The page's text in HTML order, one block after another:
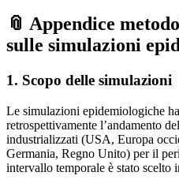
📎 Appendice
sulle simulazioni
1. Scopo delle simulazioni
Le simulazioni epidemiologiche
retrospettivamente l’andamento
industrializzati (USA, Europa
Germania, Regno Unito) per il
intervallo temporale è stato scelto